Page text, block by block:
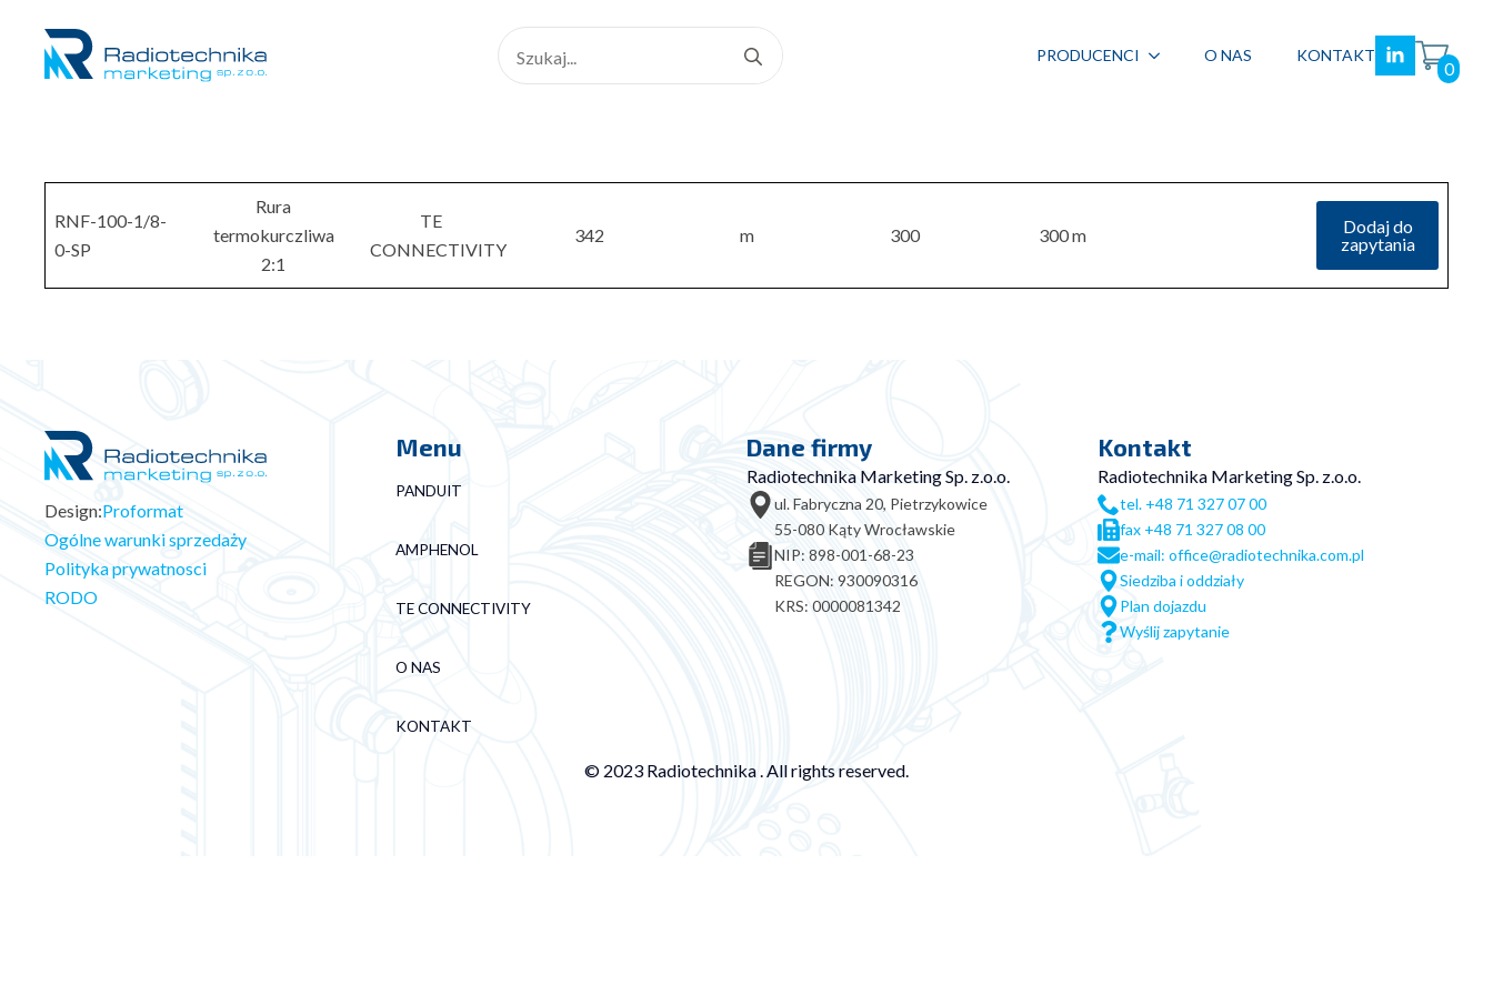
for:
PRODUCENCI O NAS KONTAKT
0
RNF-100-1/8-
0-SP
Rura
termokurczliwa
2:1
TE
CONNECTIVITY
342 m 300 300 m
Dodaj do
zapytania
Design:Proformat
Ogólne warunki sprzedaży
Polityka prywatnosci
RODO
Menu
PANDUIT
AMPHENOL
TE CONNECTIVITY
O NAS
KONTAKT
Dane firmy
Radiotechnika Marketing Sp. z.o.o.
ul. Fabryczna 20, Pietrzykowice
55-080 Kąty Wrocławskie
NIP: 898-001-68-23
REGON: 930090316
KRS: 0000081342
Kontakt
Radiotechnika Marketing Sp. z.o.o.
tel. +48 71 327 07 00
fax +48 71 327 08 00
e-mail: office@radiotechnika.com.pl
Siedziba i oddziały
Plan dojazdu
Wyślij zapytanie
© 2023 Radiotechnika . All rights reserved.